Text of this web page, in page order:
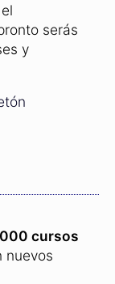
serás
y
cursos
nuevos